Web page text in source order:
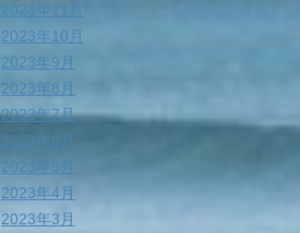
2023年11月
2023年10月
2023年9月
2023年8月
2023年7月
2023年6月
2023年5月
2023年4月
2023年3月